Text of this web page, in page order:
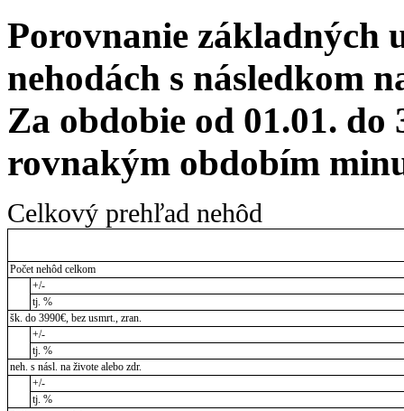
Porovnanie základných
nehodách s následkom
Za obdobie od 01.01. do
rovnakým obdobím
Celkový prehľad nehôd
Počet nehôd celkom
+/-
tj. %
šk. do 3990€, bez usmrt., zran.
+/-
tj. %
neh. s násl. na živote alebo zdr.
+/-
tj. %